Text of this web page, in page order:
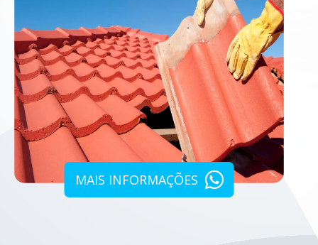
MAIS INFORMAÇÕES